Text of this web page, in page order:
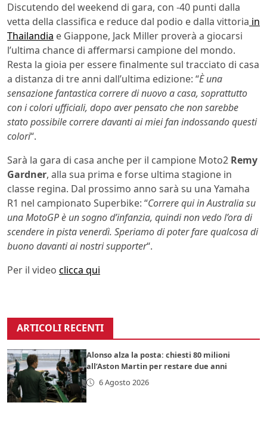
Discutendo del weekend di gara, con -40 punti dalla
vetta della classifica e reduce dal podio e dalla vittoria in
Thailandia e Giappone, Jack Miller proverà a giocarsi
l’ultima chance di affermarsi campione del mondo.
Resta la gioia per essere finalmente sul tracciato di casa
a distanza di tre anni dall’ultima edizione: “È una
sensazione fantastica correre di nuovo a casa, soprattutto
con i colori ufficiali, dopo aver pensato che non sarebbe
stato possibile correre davanti ai miei fan indossando questi
colori“.
Sarà la gara di casa anche per il campione Moto2 Remy
Gardner, alla sua prima e forse ultima stagione in
classe regina. Dal prossimo anno sarà su una Yamaha
R1 nel campionato Superbike: “Correre qui in Australia su
una MotoGP è un sogno d’infanzia, quindi non vedo l’ora di
scendere in pista venerdì. Speriamo di poter fare qualcosa di
buono davanti ai nostri supporter“.
Per il video clicca qui
ARTICOLI RECENTI
Alonso alza la posta: chiesti 80 milioni
all’Aston Martin per restare due anni
6 Agosto 2026